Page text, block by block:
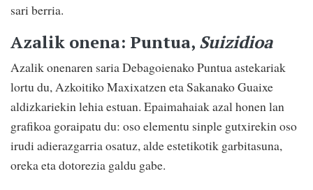
sari berria.
Azalik onena: Puntua, Suizidioa
Azalik onenaren saria Debagoienako Puntua astekariak
lortu du, Azkoitiko Maxixatzen eta Sakanako Guaixe
aldizkariekin lehia estuan. Epaimahaiak azal honen lan
grafikoa goraipatu du: oso elementu sinple gutxirekin oso
irudi adierazgarria osatuz, alde estetikotik garbitasuna,
oreka eta dotorezia galdu gabe.